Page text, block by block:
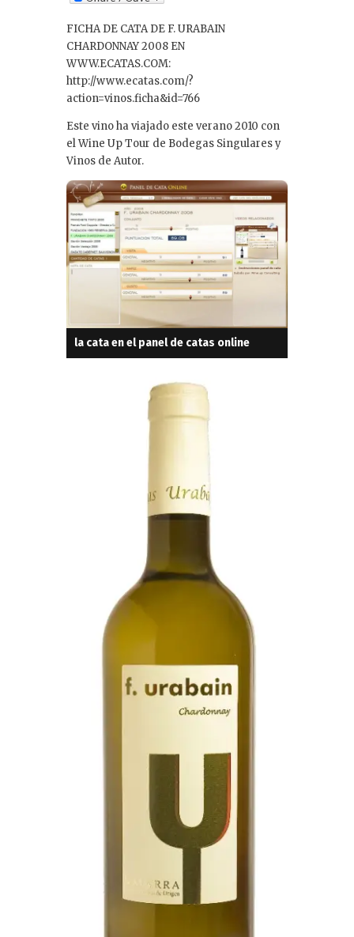
k
e
dI
n
FICHA DE CATA DE F. URABAIN
CHARDONNAY 2008 EN
WWW.ECATAS.COM:
http://www.ecatas.com/?
action=vinos.ficha&id=766
Este vino ha viajado este verano 2010 con
el Wine Up Tour de Bodegas Singulares y
Vinos de Autor.
la cata en el panel de catas online